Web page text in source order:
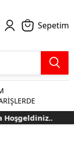
Sepetim